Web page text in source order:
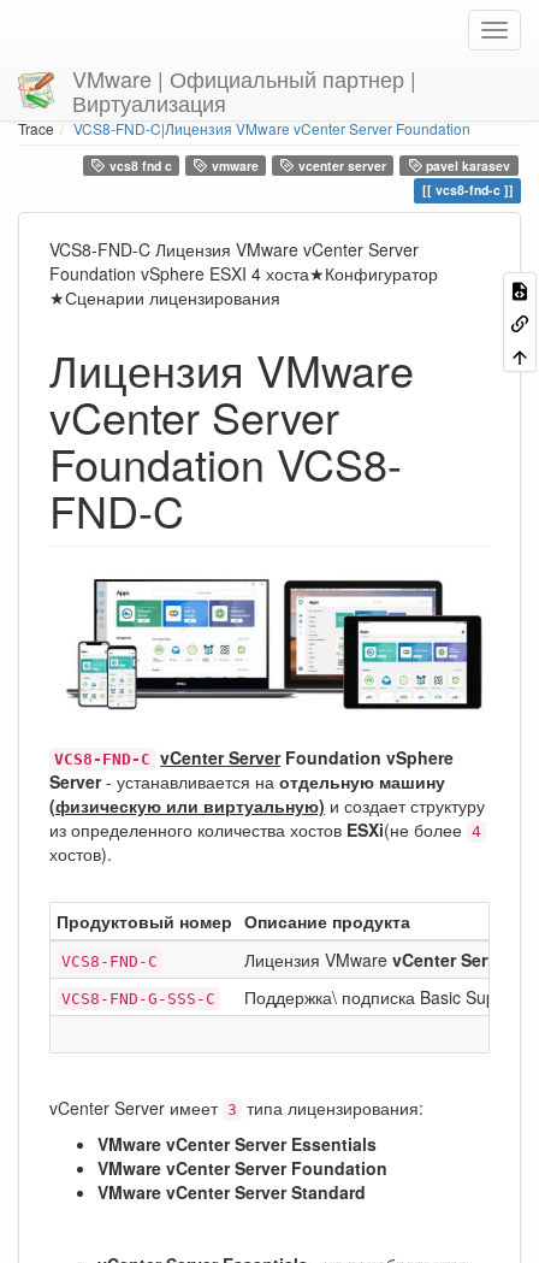
VMware | Официальный партнер |
Виртуализация
You are here
Home
Trace
VCS8-FND-C|Лицензия VMware vCenter Server Foundation
vcs8 fnd c vmware vcenter server
pavel karasev
vcs8-fnd-c
VCS8-FND-C Лицензия VMware vCenter Server
Foundation vSphere ESXI 4 хоста★Конфигуратор
★Сценарии лицензирования
Лицензия VMware
vCenter Server
Foundation VCS8-
FND-C
VCS8-FND-C vCenter ServerFoundation vSphere
Server- устанавливается на отдельную машину
(физическую или виртуальную) и создает структуру
из определенного количества хостов ESXi(не более 4
хостов).
Продуктовый номер Описание продукта
VCS8-FND-C Лицензия VMware vCenter Server
VCS8-FND-G-SSS-C Поддержка\ подписка Basic
vCenter Server имеет 3 типа лицензирования:
VMware vCenter Server Essentials
VMware vCenter Server Foundation
VMware vCenter Server Standard